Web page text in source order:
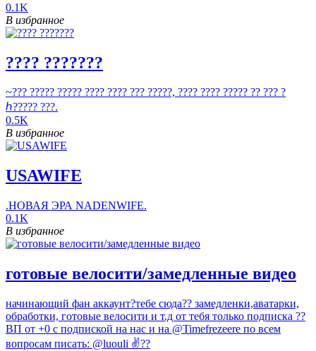
0.1K
В избранное
???? ???????
~??? ????? ????? ???? ???? ??? ?????, ???? ???? ????? ?? ??? ?
ℎ????? ???.
0.5K
В избранное
USAWIFE
.НОВАЯ ЭРА NADENWIFE.
0.1K
В избранное
готовые велосити/замедленные видео
начинающий фан аккаунт?тебе сюда?? замедленки,аватарки,
обработки, готовые велосити и т.д от тебя только подписка ??
ВП от +0 с подпиской на нас и на @Timefrezeere по всем
вопросам писать: @luouli ✌??